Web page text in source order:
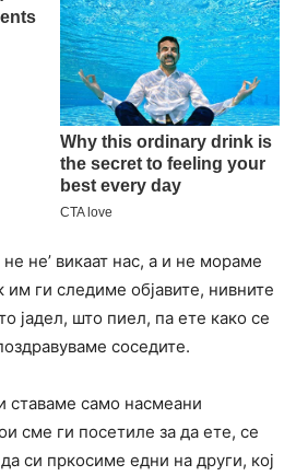
не’ викаат нас, а и не мораме
им ги следиме објавите, нивните
јадел, што пиел, па ете како се
соседите.
ставаме само насмеани
сме ги посетиле за да ете, се
си пркосиме едни на други, кој